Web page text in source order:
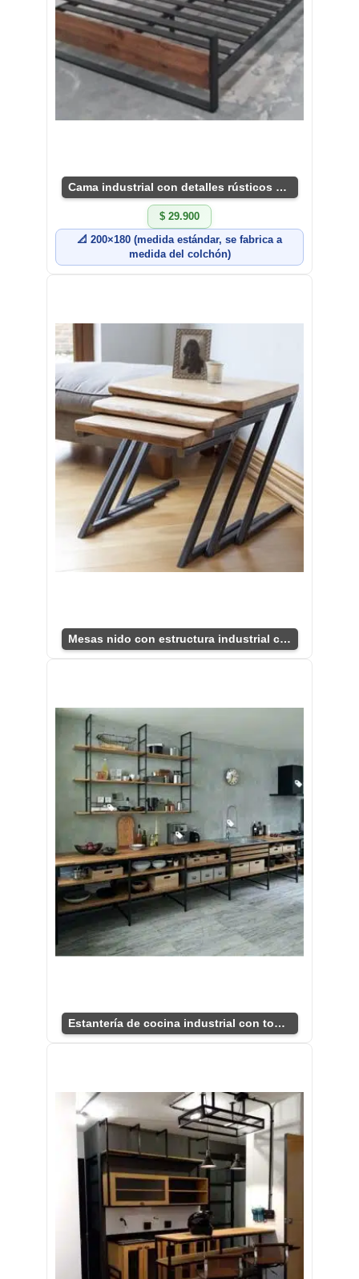
Cama industrial con detalles rústicos únicos
$ 29.900
📐 200×180 (medida estándar, se fabrica a
medida del colchón)
Mesas nido con estructura industrial chic
Estantería de cocina industrial con toques rústicos